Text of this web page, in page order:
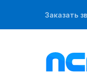
Заказать